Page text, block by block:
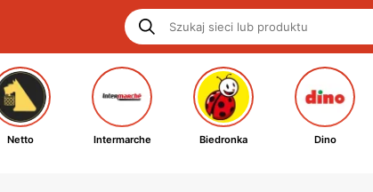
Netto Intermarche Biedronka Dino